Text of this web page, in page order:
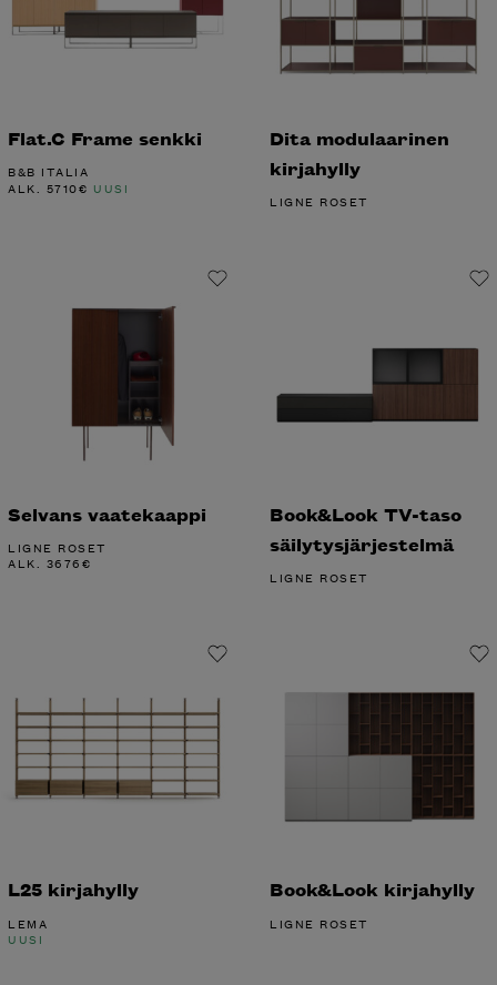
Flat.C Frame senkki
B&B ITALIA
ALK. 5710€ UUSI
Dita modulaarinen
kirjahylly
LIGNE ROSET
Selvans vaatekaappi
LIGNE ROSET
ALK. 3676€
Book&Look TV-taso
säilytysjärjestelmä
LIGNE ROSET
L25 kirjahylly
LEMA
UUSI
Book&Look kirjahylly
LIGNE ROSET